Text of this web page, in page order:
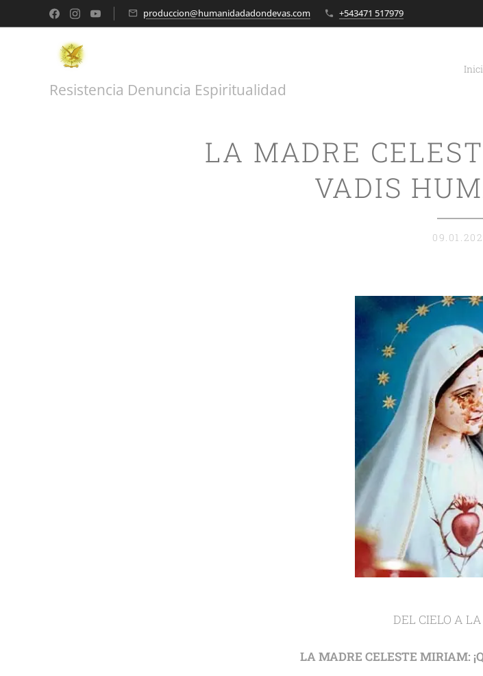
produccion@humanidadadondevas.com +543471 517979
Resistencia Denuncia Espiritualidad
LA MADRE
VADIS
DEL CIELO A
LA MADRE CELESTE MIRIAM: